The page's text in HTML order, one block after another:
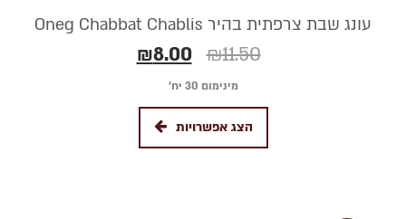
עונג שבת צרפתית בהיר Oneg Chabbat Chablis
₪11.50
₪8.00
מינימום 30 יח׳
הצג אפשרויות